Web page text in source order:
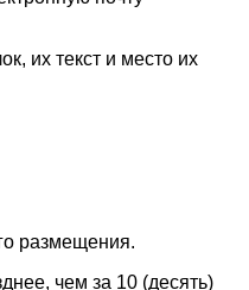
их текст и место их
размещения.
чем за 10 (десять)